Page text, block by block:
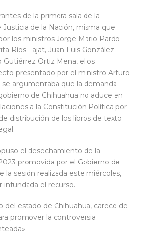
de la primera sala de la
Justicia de la Nación, misma que
los ministros Jorge Mario Pardo
Ríos Fajat, Juan Luis González
Gutiérrez Ortiz Mena, ellos
presentado por el ministro Arturo
se argumentaba que la demanda
de Chihuahua no aduce en
a la Constitución Política por
distribución de los libros de texto
el desechamiento de la
promovida por el Gobierno de
la sesión realizada este miércoles,
infundada el recurso.
del estado de Chihuahua, carece de
promover la controversia